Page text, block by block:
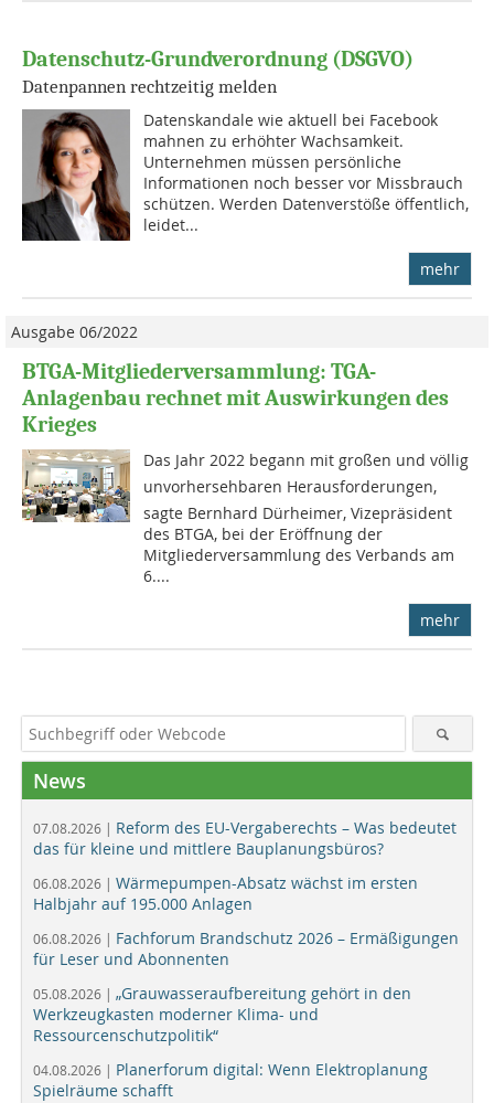
Datenschutz-Grundverordnung (DSGVO)
Datenpannen rechtzeitig melden
Datenskandale wie aktuell bei Facebook
mahnen zu erhöhter Wachsamkeit.
Unternehmen müssen persönliche
Informationen noch besser vor Missbrauch
schützen. Werden Datenverstöße öffentlich,
leidet...
mehr
Ausgabe 06/2022
BTGA-Mitgliederversammlung: TGA-
Anlagenbau rechnet mit Auswirkungen des
Krieges
Das Jahr 2022 begann mit großen und völlig
unvorhersehbaren Herausforderungen,
sagte Bernhard Dürheimer, Vizepräsident
des BTGA, bei der Eröffnung der
Mitgliederversammlung des Verbands am
6....
mehr
News
07.08.2026 | Reform des EU-Vergaberechts – Was bedeutet
das für kleine und mittlere Bauplanungsbüros?
06.08.2026 | Wärmepumpen-Absatz wächst im ersten
Halbjahr auf 195.000 Anlagen
06.08.2026 | Fachforum Brandschutz 2026 – Ermäßigungen
für Leser und Abonnenten
05.08.2026 | „Grauwasseraufbereitung gehört in den
Werkzeugkasten moderner Klima- und
Ressourcenschutzpolitik“
04.08.2026 | Planerforum digital: Wenn Elektroplanung
Spielräume schafft